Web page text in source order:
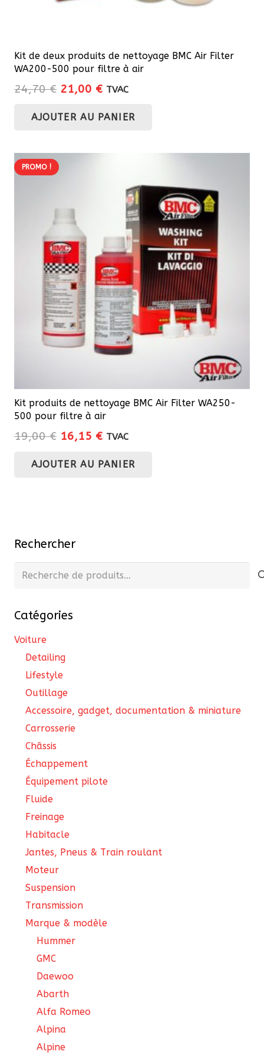
Kit de deux produits de nettoyage BMC Air Filter
WA200-500 pour filtre à air
24,70€ Le
initial
24,70 €.
21,00 €Le
actuel
TVAC
AJOUTER AU PANIER
PROMO !
Kit produits de nettoyage BMC Air Filter WA250-
500 pour filtre à air
19,00€ Le
initial
16,15 €Le
actuel
TVAC
AJOUTER AU PANIER
Rechercher
Recherche
Catégories
Voiture
Detailing
Lifestyle
Outillage
Accessoire, gadget, documentation & miniature
Carrosserie
Châssis
Échappement
Équipement pilote
Fluide
Freinage
Habitacle
Jantes, Pneus & Train roulant
Moteur
Suspension
Transmission
Marque & modèle
Hummer
GMC
Daewoo
Abarth
Alfa Romeo
Alpina
Alpine